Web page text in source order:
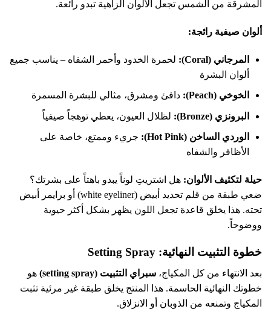
المشرقة من الشمس تجعل الألوان الزاهية تبدو رائعة.
ألوان صيفية رائجة:
المرجاني (Coral):
لحمرة الخدود وأحمر الشفاه – يناسب جميع
ألوان البشرة
الخوخي (Peach): دافئ ومشرق، مثالي للبشرة المسمرة
البرونزي (Bronze): لظلال العيون، يعطي توهجاً صيفياً
الوردي الساخن (Hot Pink):
جريء وممتع، خاصة على
الأظافر والشفاه
حيلة لتكثيف الألوان: هل اشتريتِ لوناً يبدو باهتاً على بشرتك؟
ضعي طبقة من قلم تحديد أبيض (white eyeliner) أو برايمر أبيض
تحته. هذا يخلق قاعدة تجعل اللون يظهر بشكل أكثر حيوية
ووضوحاً.
خطوة التثبيت النهائية: Setting Spray
بعد الانتهاء من كل المكياج، سبراي التثبيت (setting spray)
هو
خطوتك النهائية الحاسمة. هذا المنتج يخلق طبقة غير مرئية تثبت
المكياج وتمنعه من الذوبان أو الانزلاق.